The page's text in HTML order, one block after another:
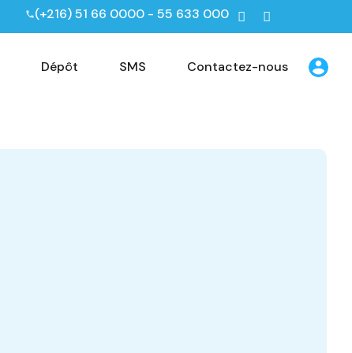
(+216) 51 66 0000 - 55 633 000
Dépôt SMS Contactez-nous